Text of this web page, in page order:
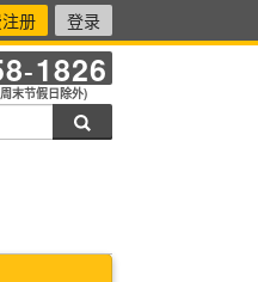
册 登录
-1826
末节假日除外)